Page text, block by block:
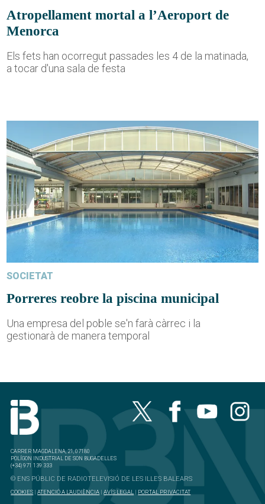
Atropellament mortal a l’Aeroport de
Menorca
Els fets han ocorregut passades les 4 de la matinada,
a tocar d'una sala de festa
SOCIETAT
Porreres reobre la piscina municipal
Una empresa del poble se'n farà càrrec i la
gestionarà de manera temporal
CARRER MAGDALENA, 21, 07180
POLÍGON INDUSTRIAL DE SON BUGADELLES
(+34) 971 139 333
© ENS PÚBLIC DE RADIOTELEVISIÓ DE LES ILLES BALEARS
COOKIES |ATENCIÓ A L'AUDIÈNCIA |AVÍS LEGAL | PORTAL PRIVACITAT